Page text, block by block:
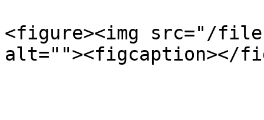
<figure><img src="/files/